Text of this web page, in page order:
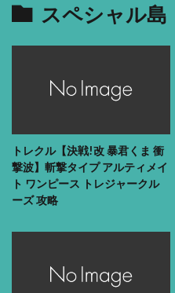
スペシャル島
トレクル【決戦!改 暴君くま 衝
撃波】斬撃タイプ アルティメイ
ト ワンピース トレジャークル
ーズ 攻略